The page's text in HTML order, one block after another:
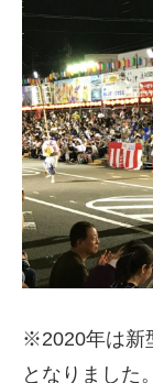
※2020年は新
となりました。